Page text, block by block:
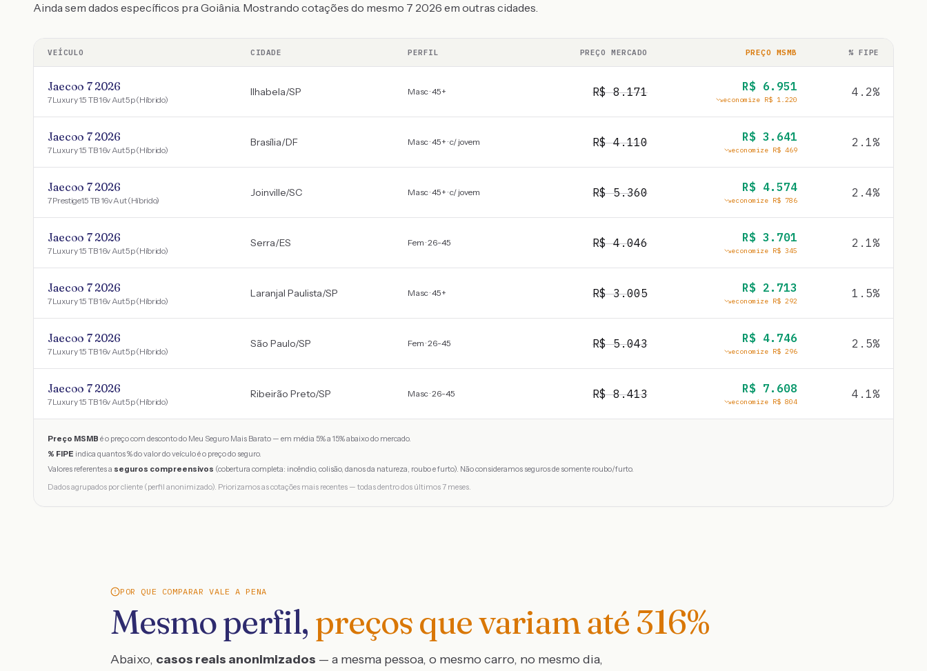
Ainda sem dados específicos pra Goiânia. Mostrando cotações do mesmo 7 2026 em outras cidades.
VEÍCULO CIDADE PERFIL PREÇO MERCADO PREÇO MSMB % FIPE
Jaecoo 7 2026
7 Luxury 1.5 TB 16v Aut 5p (Híbrido)
Ilhabela/SP Masc · 45+ R$8.171 R$ 6.951
economize R$ 1.220
4.2%
Jaecoo 7 2026
7 Luxury 1.5 TB 16v Aut 5p (Híbrido)
Brasília/DF Masc · 45+ · c/ jovem R$4.110 R$ 3.641
economize R$ 469
2.1%
Jaecoo 7 2026
7 Prestige1.5 TB 16v Aut (Híbrido)
Joinville/SC Masc · 45+ · c/ jovem R$5.360 R$ 4.574
economize R$ 786
2.4%
Jaecoo 7 2026
7 Luxury 1.5 TB 16v Aut 5p (Híbrido)
Serra/ES Fem · 26-45 R$4.046 R$ 3.701
economize R$ 345
2.1%
Jaecoo 7 2026
7 Luxury 1.5 TB 16v Aut 5p (Híbrido)
Laranjal Paulista/SP Masc · 45+ R$3.005 R$ 2.713
economize R$ 292
1.5%
Jaecoo 7 2026
7 Luxury 1.5 TB 16v Aut 5p (Híbrido)
São Paulo/SP Fem · 26-45 R$5.043 R$ 4.746
economize R$ 296
2.5%
Jaecoo 7 2026
7 Luxury 1.5 TB 16v Aut 5p (Híbrido)
Ribeirão Preto/SP Masc · 26-45 R$8.413 R$ 7.608
economize R$ 804
4.1%
Preço MSMB é o preço com desconto do Meu Seguro Mais Barato — em média 5% a 15% abaixo do mercado.
% FIPE indica quantos % do valor do veículo é o preço do seguro.
Valores referentes a seguros compreensivos (cobertura completa: incêndio, colisão, danos da natureza, roubo e furto). Não consideramos seguros de somente roubo/furto.
Dados agrupados por cliente (perfil anonimizado). Priorizamos as cotações mais recentes — todas dentro dos últimos 7 meses.
POR QUE COMPARAR VALE A PENA
Mesmo perfil, preços que variam até 316%
Abaixo, casos reais anonimizados — a mesma pessoa, o mesmo carro, no mesmo dia,